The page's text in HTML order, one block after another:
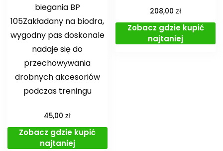
biegania BP
105Zakładany na biodra,
wygodny pas doskonale
nadaje się do
przechowywania
drobnych akcesoriów
podczas treningu
45,00zł
Zobacz gdzie kupić
najtaniej
208,00zł
Zobacz gdzie kupić
najtaniej